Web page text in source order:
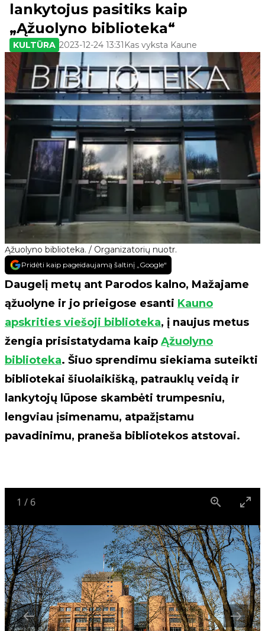
Ąžuolyno biblioteka. / Organizatorių nuotr.
lankytojus pasitiks kaip
„Ąžuolyno biblioteka“
KULTŪRA 2023-12-24 13:31 Kas vyksta Kaune
Pridėti kaip pageidaujamą šaltinį „Google“
Daugelį metų ant Parodos kalno, Mažajame
ąžuolyne ir jo prieigose esanti Kauno
apskrities viešoji biblioteka, į naujus metus
žengia prisistatydama kaip Ąžuolyno
biblioteka. Šiuo sprendimu siekiama suteikti
bibliotekai šiuolaikišką, patrauklų veidą ir
lankytojų lūpose skambėti trumpesniu,
lengviau įsimenamu, atpažįstamu
pavadinimu, praneša bibliotekos atstovai.
1 / 6